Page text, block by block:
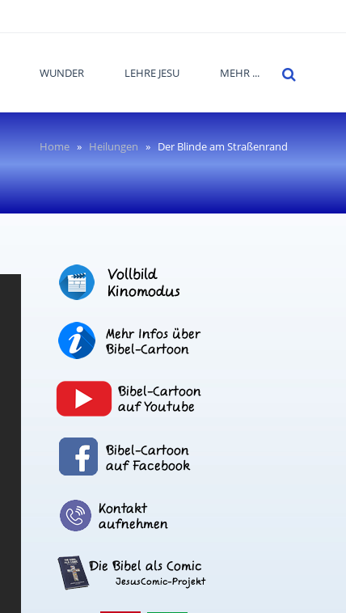
WUNDER LEHRE JESU MEHR ...
Home » Heilungen » Der Blinde am Straßenrand